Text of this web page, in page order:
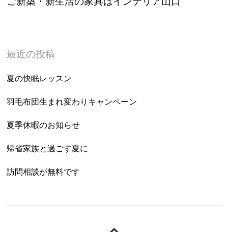
最近の投稿
夏の快眠レッスン
羽毛布団生まれ変わりキャンペーン
夏季休暇のお知らせ
帰省家族と過ごす夏に
訪問相談が無料です